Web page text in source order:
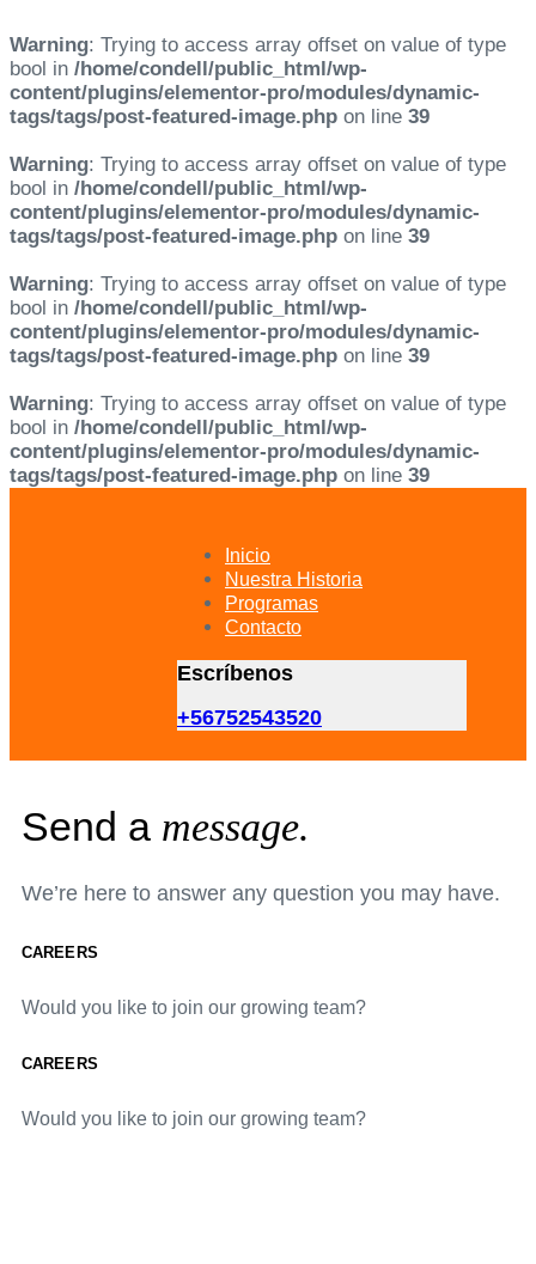
Warning: Trying to access array offset on value of type
bool in /home/condell/public_html/wp-
content/plugins/elementor-pro/modules/dynamic-
tags/tags/post-featured-image.php on line 39
Warning: Trying to access array offset on value of type
bool in /home/condell/public_html/wp-
content/plugins/elementor-pro/modules/dynamic-
tags/tags/post-featured-image.php on line 39
Warning: Trying to access array offset on value of type
bool in /home/condell/public_html/wp-
content/plugins/elementor-pro/modules/dynamic-
tags/tags/post-featured-image.php on line 39
Warning: Trying to access array offset on value of type
bool in /home/condell/public_html/wp-
content/plugins/elementor-pro/modules/dynamic-
tags/tags/post-featured-image.php on line 39
Inicio
Nuestra Historia
Programas
Contacto
Escríbenos
+56752543520
Send a message.
We’re here to answer any question you may have.
CAREERS
Would you like to join our growing team?
CAREERS
Would you like to join our growing team?